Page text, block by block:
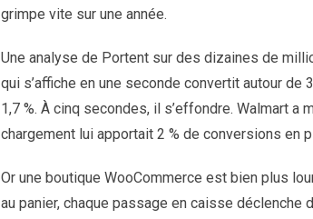
grimpe vite sur une année.
Une analyse de Portent sur des dizaines de
qui s’affiche en une seconde convertit autour
1,7 %. À cinq secondes, il s’effondre. Walmart a
chargement lui apportait 2 % de conversions en
Or une boutique WooCommerce est bien plus
au panier, chaque passage en caisse